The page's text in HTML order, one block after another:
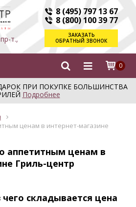
т.,
8 (495) 797 13 67
8 (800) 100 39 77
ЗАКАЗАТЬ
ОБРАТНЫЙ ЗВОНОК
0
ПРИ ПОКУПКЕ БОЛЬШИНСТВА
Подробнее
ценам в интернет-магазине
аппетитным ценам в
Гриль-центр
чего складывается цена